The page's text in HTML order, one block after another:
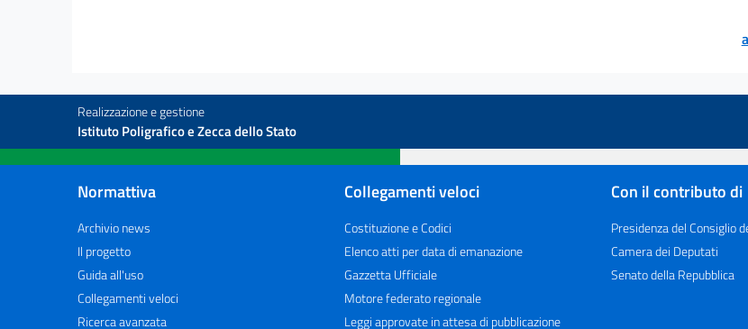
Realizzazione e gestione
Istituto Poligrafico e Zecca dello Stato
Normattiva
Archivio news
Il progetto
Guida all'uso
Collegamenti veloci
Ricerca avanzata
Collegamenti veloci
Costituzione e Codici
Elenco atti per data di emanazione
Gazzetta Ufficiale
Motore federato regionale
Leggi approvate in attesa di pubblicazione
Con il contributo di
Presidenza del Consiglio
Camera dei Deputati
Senato della Repubblica